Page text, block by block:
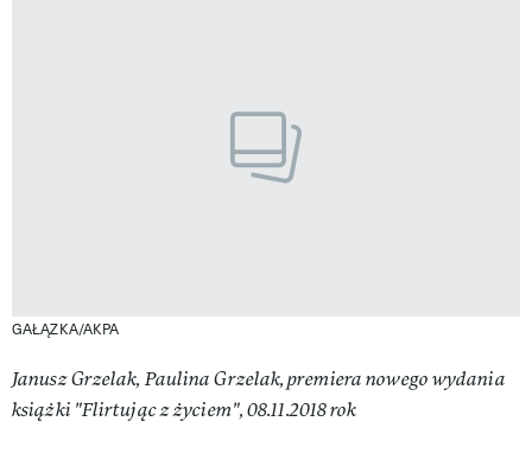
GAŁĄZKA/AKPA
Janusz Grzelak, Paulina Grzelak, premiera nowego wydania
książki "Flirtując z życiem", 08.11.2018 rok